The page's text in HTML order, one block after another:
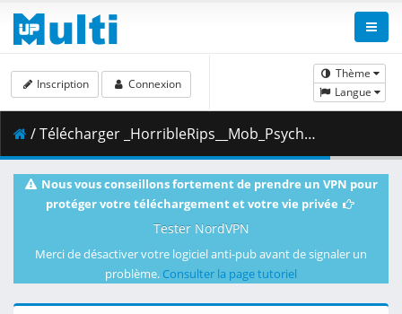
Thème
Langue
Inscription Connexion
/ Télécharger _HorribleRips__Mob_Psycho_100_-_02__1080p_.mkv.002 ( 468.12 MB )
Nous vous conseillons fortement de prendre un VPN pour
protéger votre téléchargement et votre vie privée
Tester NordVPN
Merci de désactiver votre logiciel anti-pub avant de signaler un
problème. Consulter la page tutoriel